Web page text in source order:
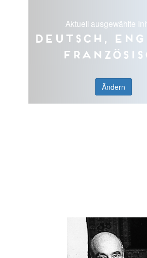
Aktuell ausgewählte
Deutsch,
Ändern